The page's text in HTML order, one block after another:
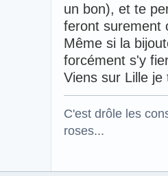
un bon), et te
feront surement
Même si la
forcément s'y
Viens sur Lille
C'est drôle les
roses...